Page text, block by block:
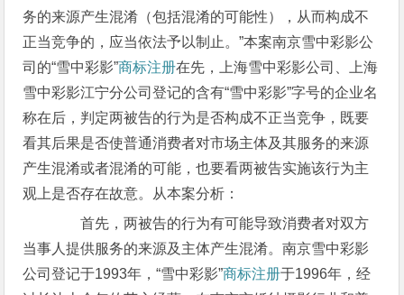
务的来源产生混淆（包括混淆的可能性），从而构成不
正当竞争的，应当依法予以制止。”本案南京雪中彩影公
司的“雪中彩影”商标注册在先，上海雪中彩影公司、上海
雪中彩影江宁分公司登记的含有“雪中彩影”字号的企业名
称在后，判定两被告的行为是否构成不正当竞争，既要
看其后果是否使普通消费者对市场主体及其服务的来源
产生混淆或者混淆的可能，也要看两被告实施该行为主
观上是否存在故意。从本案分析：
首先，两被告的行为有可能导致消费者对双方
当事人提供服务的来源及主体产生混淆。南京雪中彩影
公司登记于1993年，“雪中彩影”商标注册于1996年，经